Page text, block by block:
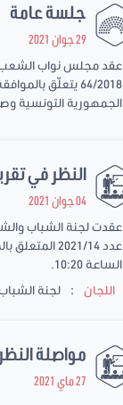
جلسة عامة
29 جوان 2021
الجمهورية التونسية
النظر في تقرير اللجنة
04 جوان 2021
الساعة 10:20.
اللجان
: لجنة
مواصلة النظر في مقترح القانون
27 ماي 2021